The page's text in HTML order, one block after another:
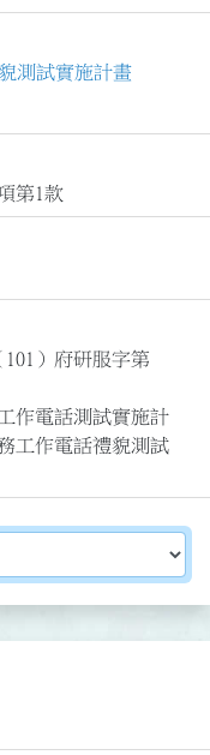
測試實施計畫
第1款
）府研服字第
作電話測試實施計
工作電話禮貌測試